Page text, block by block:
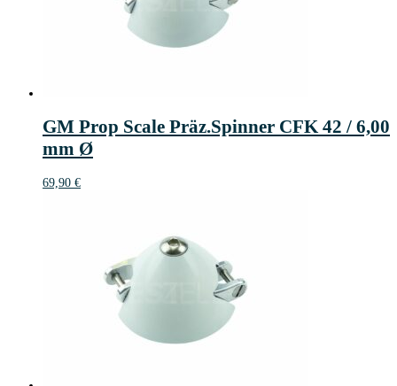
GM Prop Scale Präz.Spinner CFK 42 / 6,00
mm Ø
69,90 €